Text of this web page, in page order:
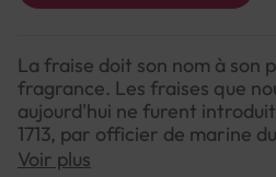
La fraise doit son nom à son
fragrance. Les fraises que
aujourd'hui ne furent
1713, par officier de marine
Voir plus